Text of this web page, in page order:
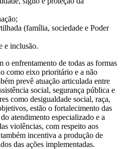
(família, sociedade e Poder
e inclusão.
enfrentamento de todas as formas
como eixo prioritário e a não
prevê atuação articulada entre
social, segurança pública e
como desigualdade social, raça,
estão o fortalecimento das
atendimento especializado e a
violências, com respeito aos
incentiva a produção de
das ações implementadas.